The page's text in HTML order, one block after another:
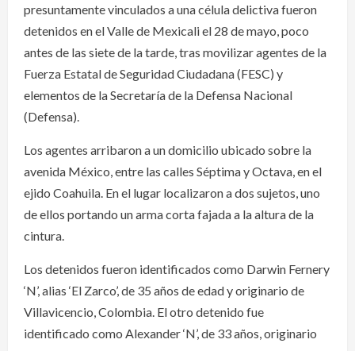
presuntamente vinculados a una célula delictiva fueron
detenidos en el Valle de Mexicali el 28 de mayo, poco
antes de las siete de la tarde, tras movilizar agentes de la
Fuerza Estatal de Seguridad Ciudadana (FESC) y
elementos de la Secretaría de la Defensa Nacional
(Defensa).
Los agentes arribaron a un domicilio ubicado sobre la
avenida México, entre las calles Séptima y Octava, en el
ejido Coahuila. En el lugar localizaron a dos sujetos, uno
de ellos portando un arma corta fajada a la altura de la
cintura.
Los detenidos fueron identificados como Darwin Fernery
‘N’, alias ‘El Zarco’, de 35 años de edad y originario de
Villavicencio, Colombia. El otro detenido fue
identificado como Alexander ‘N’, de 33 años, originario